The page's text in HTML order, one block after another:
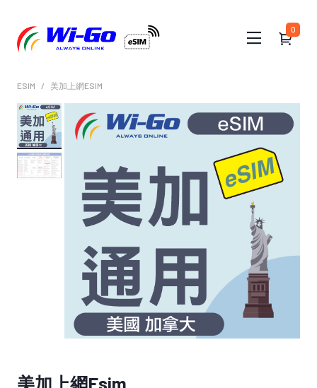
0
ESIM 美加上網ESIM
美加上網Esim